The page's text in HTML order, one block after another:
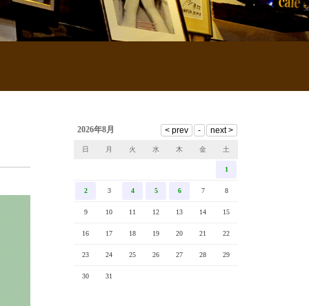
2026年8月
日 月 火 水 木 金 土
1
2 3 4 5 6 7 8
9 10 11 12 13 14 15
16 17 18 19 20 21 22
23 24 25 26 27 28 29
30 31